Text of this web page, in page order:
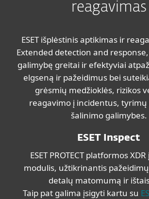
reagavimas
ESET išplėstinis aptikimas ir
Extended detection and
galimybę greitai ir efektyviai
elgseną ir pažeidimus bei
grėsmių medžioklės, rizikos
reagavimo į incidentus, tyrimų
šalinimo galimybes.
ESET Inspect
ESET PROTECT platformos
modulis, užtikrinantis
detalų matomumą ir
Taip pat galima įsigyti kartu su